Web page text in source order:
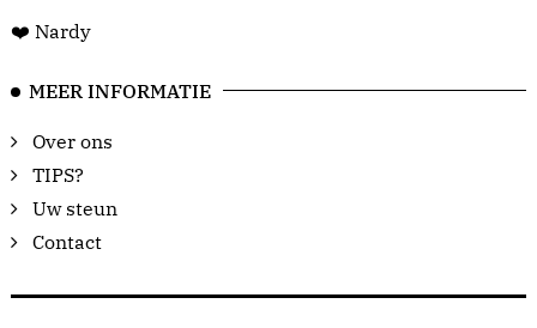
❤️ Nardy
MEER INFORMATIE
Over ons
TIPS?
Uw steun
Contact